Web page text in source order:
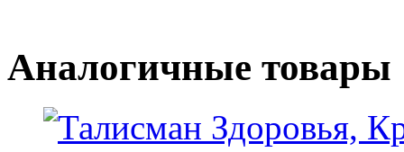
Аналогичные товары